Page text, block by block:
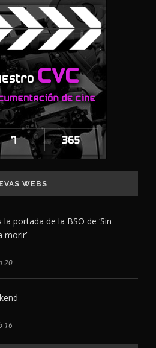
WEBS
portada de la BSO de ‘Sin
morir’
20
16